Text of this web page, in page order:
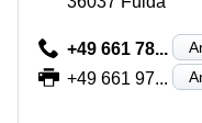
+49 661 78...
+49 661 97...